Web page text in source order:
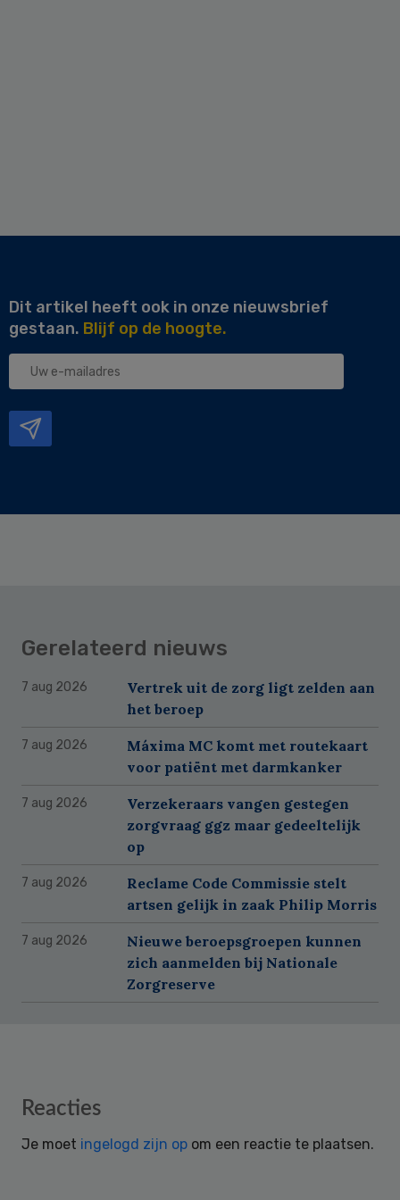
Dit artikel heeft ook in onze nieuwsbrief
gestaan. Blijf op de hoogte.
Uw
Gerelateerd nieuws
7 aug 2026
Vertrek uit de zorg ligt zelden aan
het beroep
7 aug 2026
Máxima MC komt met routekaart
voor patiënt met darmkanker
7 aug 2026
Verzekeraars vangen gestegen
zorgvraag ggz maar gedeeltelijk
op
7 aug 2026
Reclame Code Commissie stelt
artsen gelijk in zaak Philip Morris
7 aug 2026
Nieuwe beroepsgroepen kunnen
zich aanmelden bij Nationale
Zorgreserve
Reader
Reacties
Je moet ingelogd zijn op om een reactie te plaatsen.